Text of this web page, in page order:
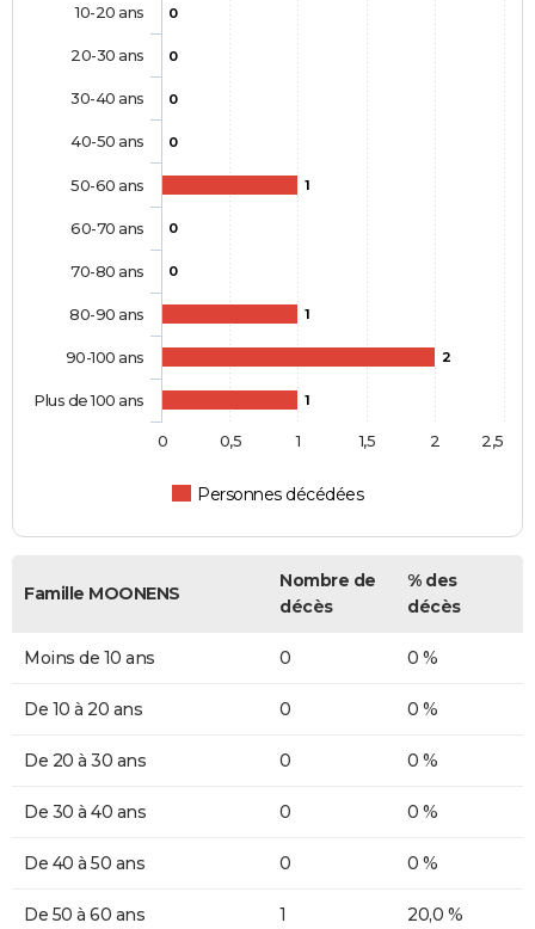
0
0
0
0
1
0
0
1
2
1
Personnes décédées
10-20 ans
20-30 ans
30-40 ans
40-50 ans
50-60 ans
60-70 ans
70-80 ans
80-90 ans
90-100 ans
Plus de 100 ans
0 0,5 1 1,5 2 2,5
Famille MOONENS
Nombre de
décès
% des
décès
Moins de 10 ans 0 0 %
De 10 à 20 ans 0 0 %
De 20 à 30 ans 0 0 %
De 30 à 40 ans 0 0 %
De 40 à 50 ans 0 0 %
De 50 à 60 ans 1 20,0 %